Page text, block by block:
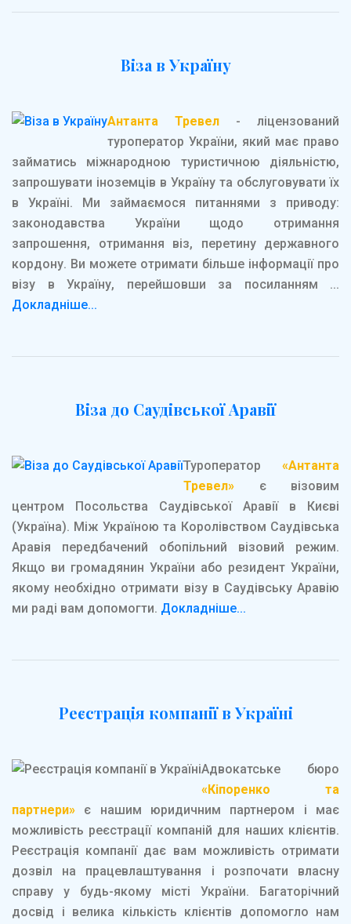
Віза в Україну
Антанта Тревел - ліцензований
туроператор України, який має право
займатись міжнародною туристичною діяльністю,
запрошувати іноземців в Україну та обслуговувати їх
в Україні. Ми займаємося питаннями з приводу:
законодавства України щодо отримання
запрошення, отримання віз, перетину державного
кордону. Ви можете отримати більше інформації про
візу в Україну, перейшовши за посиланням ...
Докладніше...
Віза до Саудівської Аравії
Туроператор «Антанта
Тревел» є візовим
центром Посольства Саудівської Аравії в Києві
(Україна). Між Україною та Королівством Саудівська
Аравія передбачений обопільний візовий режим.
Якщо ви громадянин України або резидент України,
якому необхідно отримати візу в Саудівську Аравію
ми раді вам допомогти. Докладніше...
Реєстрація компанії в Україні
Адвокатське бюро
«Кіпоренко та
партнери» є нашим юридичним партнером і має
можливість реєстрації компаній для наших клієнтів.
Реєстрація компанії дає вам можливість отримати
дозвіл на працевлаштування і розпочати власну
справу у будь-якому місті України. Багаторічний
досвід і велика кількість клієнтів допомогло нам